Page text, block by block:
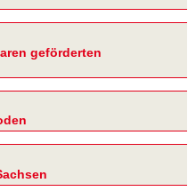
geförderten